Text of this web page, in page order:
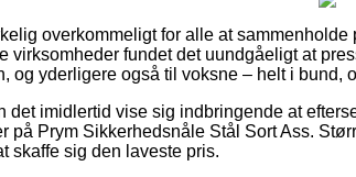
overkommeligt for alle at
virksomheder fundet det uundgåeligt at
og yderligere også til voksne – helt i bund,
det imidlertid vise sig indbringende at
på Prym Sikkerhedsnåle Stål Sort Ass.
skaffe sig den laveste pris.